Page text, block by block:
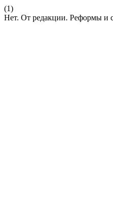
(1)
Нет. От редакции. Реформы и